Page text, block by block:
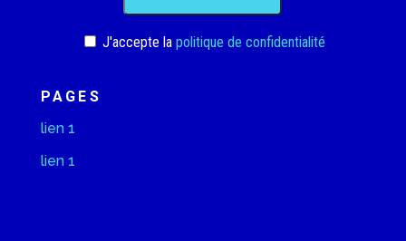
J'accepte la politique de confidentialité
PAGES
lien 1
lien 1